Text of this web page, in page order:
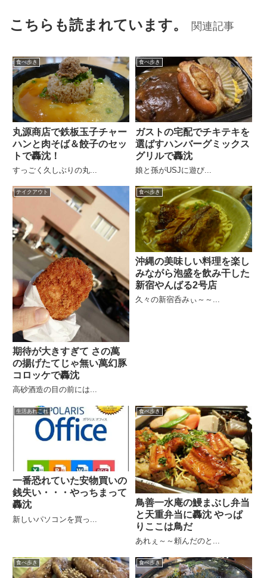
こちらも読まれています。 関連記事
食べ歩き
丸源商店で鉄板玉子チャー
ハンと肉そば＆餃子のセッ
トで轟沈！
すっごく久しぶりの丸...
食べ歩き
ガストの宅配でチキテキを
選ばすハンバーグミックス
グリルで轟沈
娘と孫がUSJに遊び...
テイクアウト
期待が大きすぎて さの萬
の揚げたてじゃ無い萬幻豚
コロッケで轟沈
高砂酒造の目の前には...
食べ歩き
沖縄の美味しい料理を楽し
みながら泡盛を飲み干した
新宿やんばる2号店
久々の新宿呑みぃ～～...
生活あれこれ
一番恐れていた安物買いの
銭失い・・・やっちまって
轟沈
新しいパソコンを買っ...
食べ歩き
鳥善一水庵の鰻まぶし弁当
と天重弁当に轟沈 やっぱ
りここは鳥だ
あれぇ～～頼んだのと...
食べ歩き 食べ歩き